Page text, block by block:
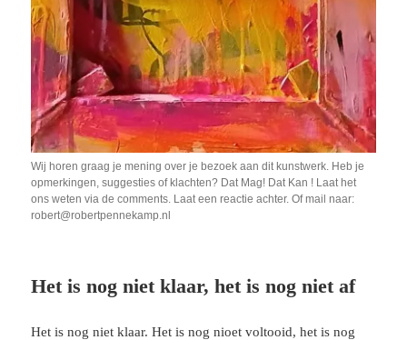
Wij horen graag je mening over je bezoek aan dit kunstwerk. Heb je
opmerkingen, suggesties of klachten? Dat Mag! Dat Kan ! Laat het
ons weten via de comments. Laat een reactie achter. Of mail naar:
robert@robertpennekamp.nl
Het is nog niet klaar, het is nog niet af
Het is nog niet klaar. Het is nog nioet voltooid, het is nog